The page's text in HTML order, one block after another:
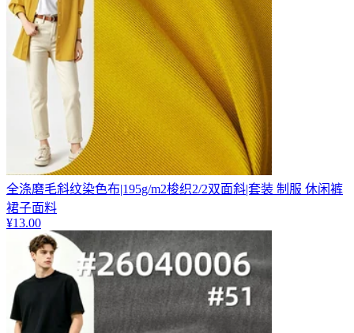
全涤磨毛斜纹染色布|195g/m2梭织2/2双面斜|套装 制服 休闲裤
裙子面料
¥13.00